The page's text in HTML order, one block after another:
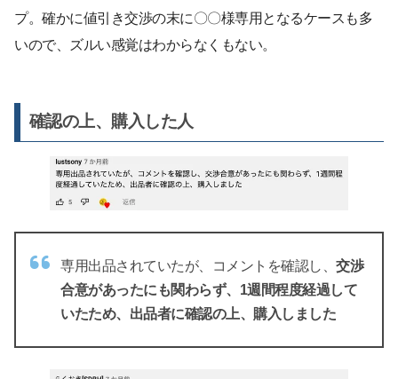
プ。確かに値引き交渉の末に〇〇様専用となるケースも多
いので、ズルい感覚はわからなくもない。
確認の上、購入した人
専用出品されていたが、コメントを確認し、 交渉
合意があったにも関わらず、1週間程度経過して
いたため、出品者に確認の上、購入しました